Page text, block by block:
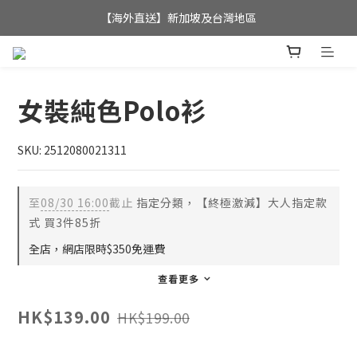
全店滿$350，即可享港澳地區免運費;
【海外直送】新加坡及台灣地區
女裝純色Polo衫
SKU: 2512080021311
至08/30 16:00截止 指定分類，【終極激減】大人指定款
式 買3件85折
全店，網店限時$350免運費
查看更多
HK$139.00 HK$199.00